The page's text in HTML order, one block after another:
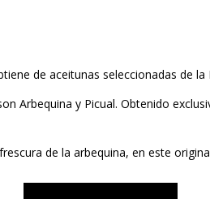
de aceitunas seleccionadas de la
Arbequina y Picual. Obtenido
de la arbequina, en este